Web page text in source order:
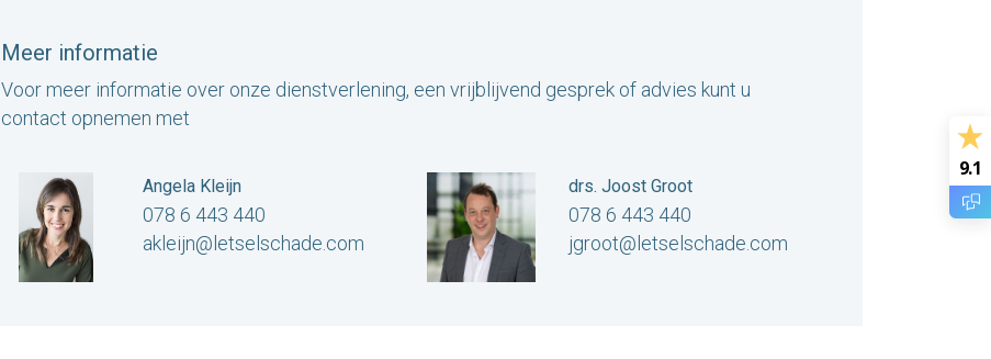
Meer informatie
Voor meer informatie over onze dienstverlening, een vrijblijvend gesprek of advies kunt u
contact opnemen met
Angela Kleijn
078 6 443 440
akleijn@letselschade.com
drs. Joost Groot
078 6 443 440
jgroot@letselschade.com
9.1